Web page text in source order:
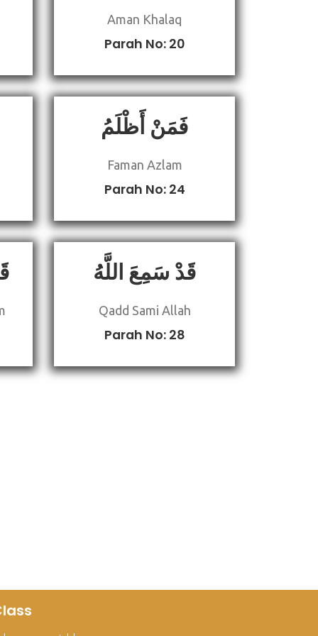
Aman Khalaq
Parah No: 20
فَمَنْ أَظْلَمُ
Faman Azlam
Parah No: 24
قَدْ سَمِعَ اللَّهُ
Qadd Sami Allah
Parah No: 28